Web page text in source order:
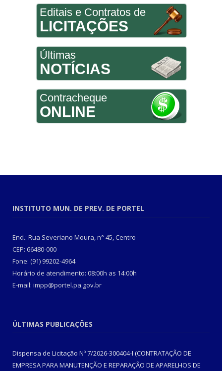
Editais e Contratos de
LICITAÇÕES
Últimas
NOTÍCIAS
Contracheque
ONLINE
INSTITUTO MUN. DE PREV. DE PORTEL
End.: Rua Severiano Moura, n° 45, Centro
CEP: 66480-000
Fone: (91) 99202-4964
Horário de atendimento: 08:00h as 14:00h
E-mail: impp@portel.pa.gov.br
ÚLTIMAS PUBLICAÇÕES
Dispensa de Licitação Nº 7/2026-300404-I (CONTRATAÇÃO DE
EMPRESA PARA MANUTENÇÃO E REPARAÇÃO DE APARELHOS DE